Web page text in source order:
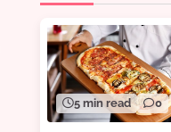
5 min read 0